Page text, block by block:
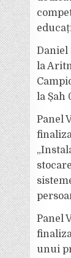
Daniel
la
la Șah
Panel
Panel
unui